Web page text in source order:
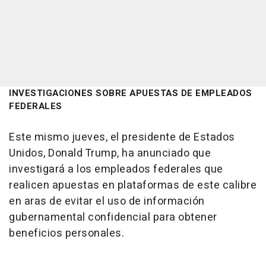
INVESTIGACIONES SOBRE APUESTAS DE EMPLEADOS
FEDERALES
Este mismo jueves, el presidente de Estados
Unidos, Donald Trump, ha anunciado que
investigará a los empleados federales que
realicen apuestas en plataformas de este calibre
en aras de evitar el uso de información
gubernamental confidencial para obtener
beneficios personales.